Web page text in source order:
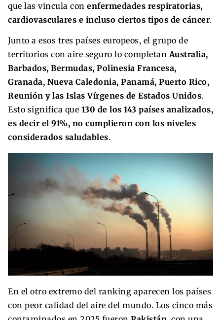
que las vincula con enfermedades respiratorias,
cardiovasculares e incluso ciertos tipos de cáncer.
Junto a esos tres países europeos, el grupo de
territorios con aire seguro lo completan Australia,
Barbados, Bermudas, Polinesia Francesa,
Granada, Nueva Caledonia, Panamá, Puerto Rico,
Reunión y las Islas Vírgenes de Estados Unidos.
Esto significa que 130 de los 143 países analizados,
es decir el 91%, no cumplieron con los niveles
considerados saludables.
En el otro extremo del ranking aparecen los países
con peor calidad del aire del mundo. Los cinco más